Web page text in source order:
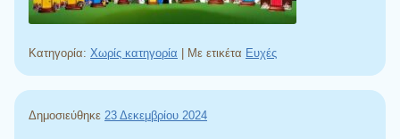
Κατηγορία: Χωρίς κατηγορία Με ετικέτα Ευχές
Δημοσιεύθηκε 23 Δεκεμβρίου 2024